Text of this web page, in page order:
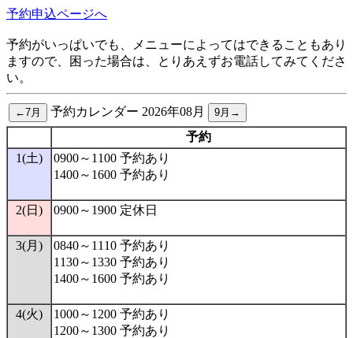
予約申込ページへ
予約がいっぱいでも、メニューによってはできることもあり
ますので、困った場合は、とりあえずお電話してみてくださ
い。
予約カレンダー 2026年08月
予約
1(土)
0900～1100 予約あり
1400～1600 予約あり
2(日) 0900～1900 定休日
3(月)
0840～1110 予約あり
1130～1330 予約あり
1400～1600 予約あり
4(火)
1000～1200 予約あり
1200～1300 予約あり